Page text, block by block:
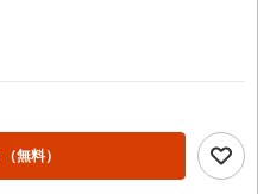
（無料）